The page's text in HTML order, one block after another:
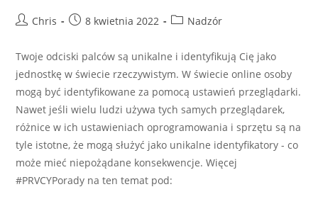
Chris 8 kwietnia 2022 Nadzór
Twoje odciski palców są unikalne i identyfikują Cię jako
jednostkę w świecie rzeczywistym. W świecie online osoby
mogą być identyfikowane za pomocą ustawień przeglądarki.
Nawet jeśli wielu ludzi używa tych samych przeglądarek,
różnice w ich ustawieniach oprogramowania i sprzętu są na
tyle istotne, że mogą służyć jako unikalne identyfikatory - co
może mieć niepożądane konsekwencje. Więcej
#PRVCYPorady na ten temat pod: